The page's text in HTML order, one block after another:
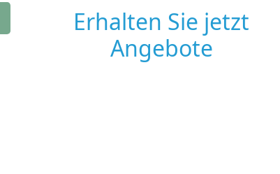
Erhalten Sie jetzt
Angebote